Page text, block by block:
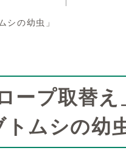
シの幼虫」
ープ取替え
ムシの幼虫